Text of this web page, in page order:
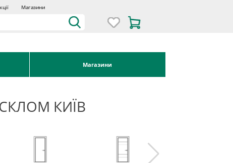
Магазини
Магазини
СКЛОМ КИЇВ